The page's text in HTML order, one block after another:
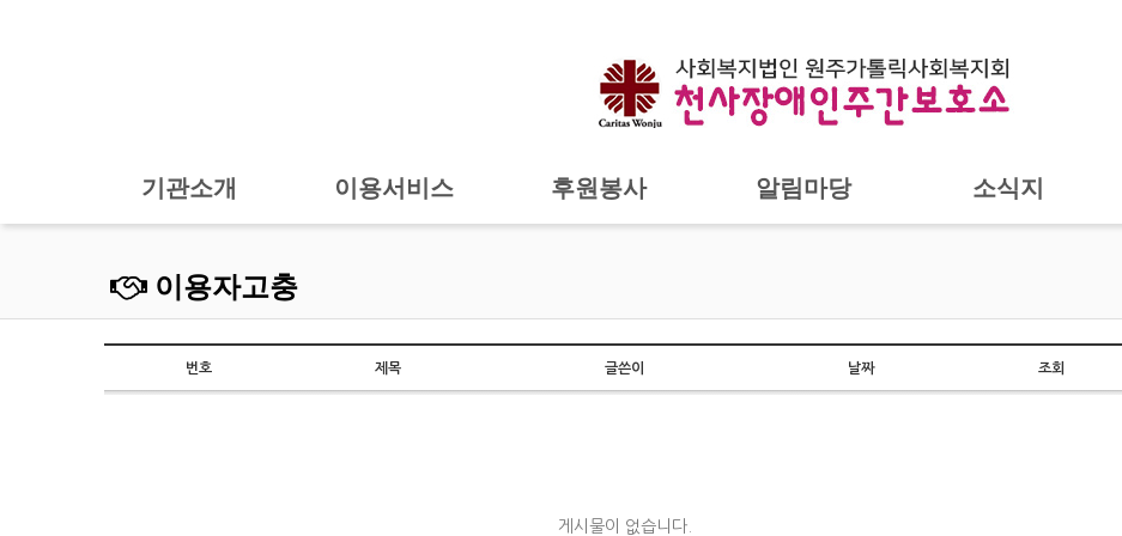
기관소개 이용서비스 후원봉사 알림마당 소식지
이용자고충
번호 제목 글쓴이 날짜 조회
게시물이 없습니다.